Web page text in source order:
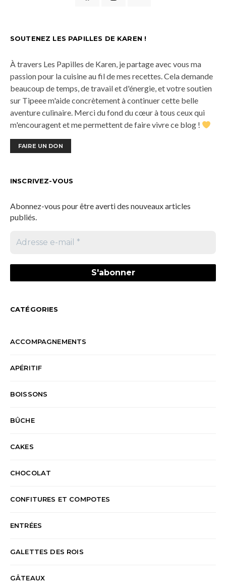
SOUTENEZ LES PAPILLES DE KAREN !
À travers Les Papilles de Karen, je partage avec vous ma
passion pour la cuisine au fil de mes recettes. Cela demande
beaucoup de temps, de travail et d'énergie, et votre soutien
sur Tipeee m'aide concrètement à continuer cette belle
aventure culinaire. Merci du fond du cœur à tous ceux qui
m'encouragent et me permettent de faire vivre ce blog !
FAIRE UN DON
INSCRIVEZ-VOUS
Abonnez-vous pour être averti des nouveaux articles
publiés.
CATÉGORIES
ACCOMPAGNEMENTS
APÉRITIF
BOISSONS
BÛCHE
CAKES
CHOCOLAT
CONFITURES ET COMPOTES
ENTRÉES
GALETTES DES ROIS
GÂTEAUX